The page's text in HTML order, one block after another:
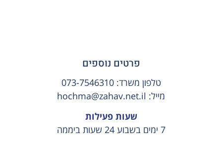
פרטים נוספים
טלפון משרד:073-7546310
מייל: hochma@zahav.net.il
שעות פעילות
7 ימים בשבוע 24 שעות ביממה